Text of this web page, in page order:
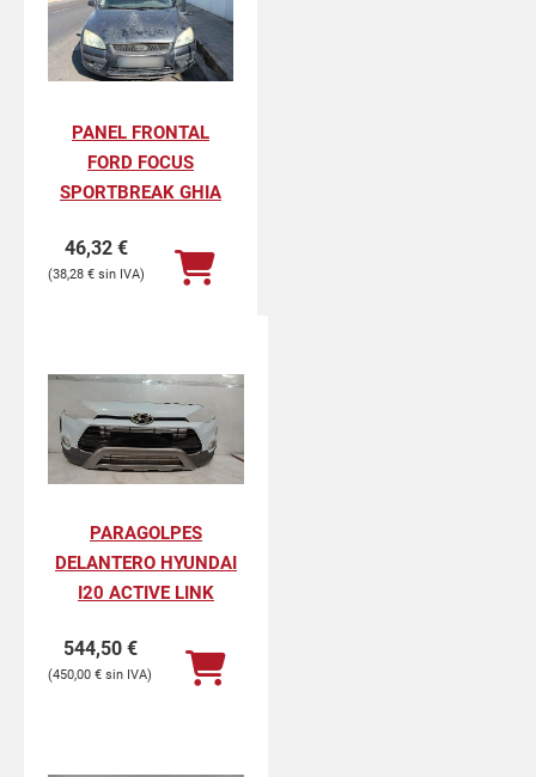
PANEL FRONTAL
FORD FOCUS
SPORTBREAK GHIA
46,32 €
38,28 €
PARAGOLPES
DELANTERO HYUNDAI
I20 ACTIVE LINK
544,50 €
450,00 €